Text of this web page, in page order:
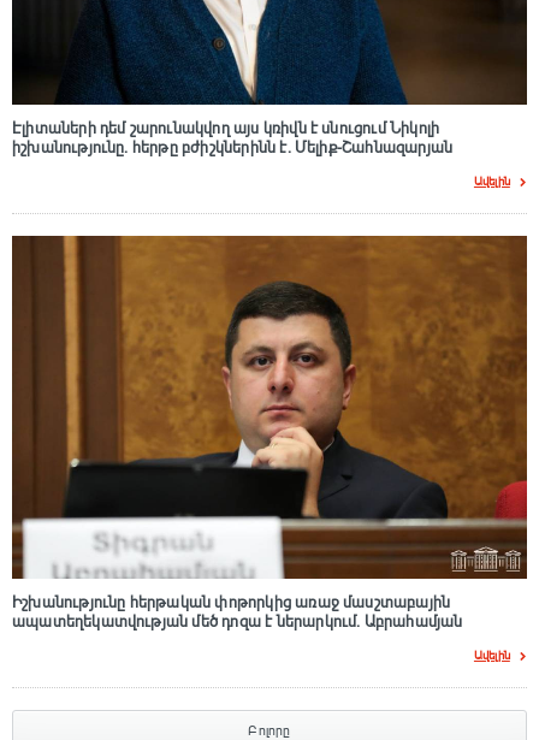
Էլիտաների դեմ շարունակվող այս կռիվն է սնուցում Նիկոլի
իշխանությունը. հերթը բժիշկներինն է. Մելիք-Շահնազարյան
Ավելին
Իշխանությունը հերթական փոթորկից առաջ մասշտաբային
ապատեղեկատվության մեծ դnզա է ներարկում․ Աբրահամյան
Ավելին
Բոլորը